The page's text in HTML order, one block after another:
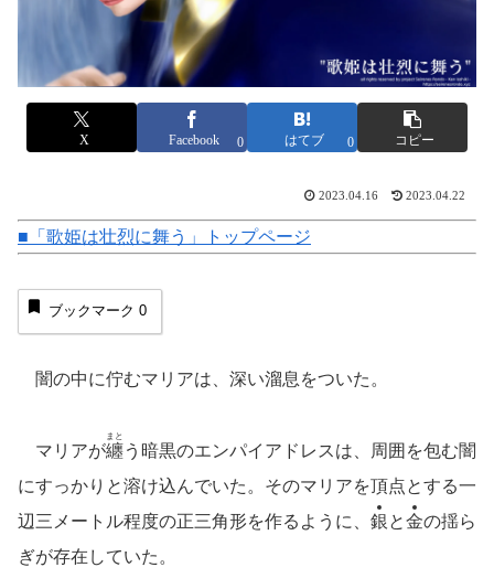
X Facebook 0 はてブ 0 コピー
2023.04.16 2023.04.22
■「歌姫は壮烈に舞う」トップページ
ブックマーク 0
闇の中に佇むマリアは、深い溜息をついた。
マリアが纏
まと
う暗黒のエンパイアドレスは、周囲を包む闇
にすっかりと溶け込んでいた。そのマリアを頂点とする一
辺三メートル程度の正三角形を作るように、 銀と金の揺ら
ぎが存在していた。